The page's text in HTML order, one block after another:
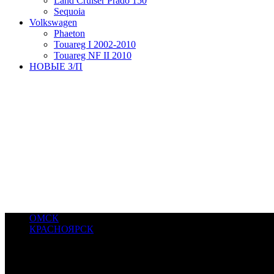
Sequoia
Volkswagen
Phaeton
Touareg I 2002-2010
Touareg NF II 2010
НОВЫЕ З/П
ОМСК
КРАСНОЯРСК